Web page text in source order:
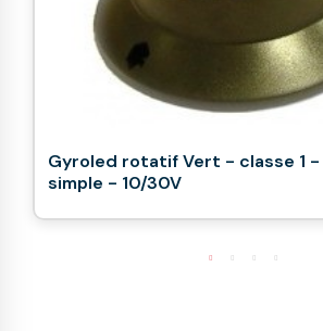
Gyroled rotatif Vert - classe 1
simple - 10/30V